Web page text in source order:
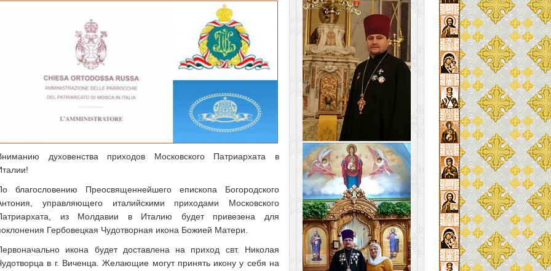
духовенства приходов Московского Патриархата в
благословению Преосвященнейшего епископа Богородского
управляющего италийскими приходами Московского
из Молдавии в Италию будет привезена для
Гербовецкая Чудотворная икона Божией Матери.
икона будет доставлена на приход свт. Николая
в г. Виченца. Желающие могут принять икону у себя на